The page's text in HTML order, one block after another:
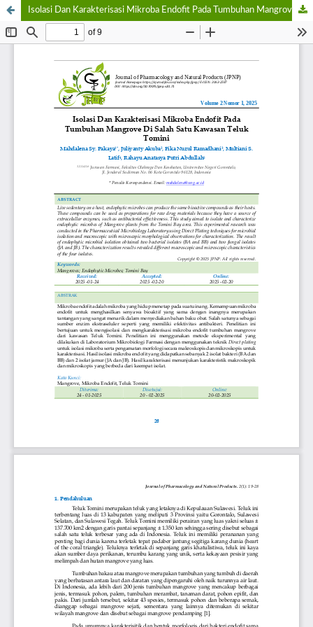
Isolasi Dan Karakterisasi Mikroba Endofit Pada Tumbuhan Mangrove Di Salah Satu Kawasan Teluk Tomini